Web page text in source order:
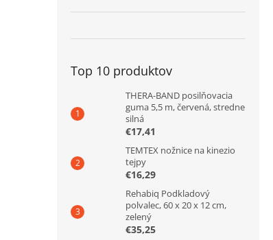
Top 10 produktov
THERA-BAND posilňovacia
guma 5,5 m, červená, stredne
silná
€17,41
TEMTEX nožnice na kinezio
tejpy
€16,29
Rehabiq Podkladový
polvalec, 60 x 20 x 12 cm,
zelený
€35,25